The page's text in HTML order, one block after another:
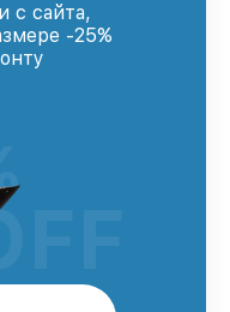
с сайта,
-25%